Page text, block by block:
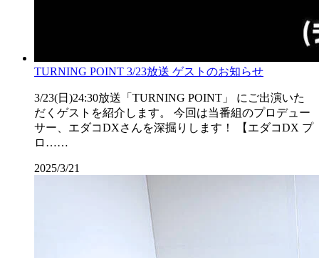
TURNING POINT 3/23放送 ゲストのお知らせ
3/23(日)24:30放送「TURNING POINT」 にご出演いた
だくゲストを紹介します。 今回は当番組のプロデュー
サー、エダコDXさんを深掘りします！ 【エダコDX プ
ロ……
2025/3/21